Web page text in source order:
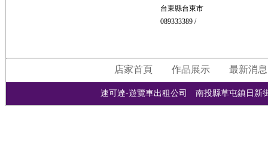
台東縣台東市
089333389 /
店家首頁 作品展示 最新消息
速可達-遊覽車出租公司 南投縣草屯鎮日新街